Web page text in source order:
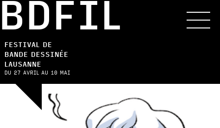
FESTIVAL DE
BANDE DESSINÉE
LAUSANNE
DU 27 AVRIL AU 10 MAI